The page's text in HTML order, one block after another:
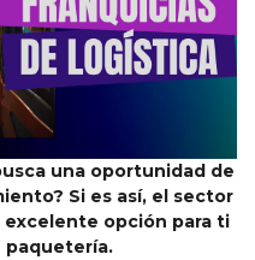
una oportunidad de
Si es así, el sector
opción para ti
paquetería.